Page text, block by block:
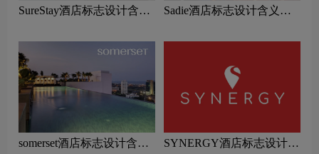
SureStay酒店标志设计含义
Sadie酒店标志设计含义及
somerset酒店标志设计含义
SYNERGY酒店标志设计含